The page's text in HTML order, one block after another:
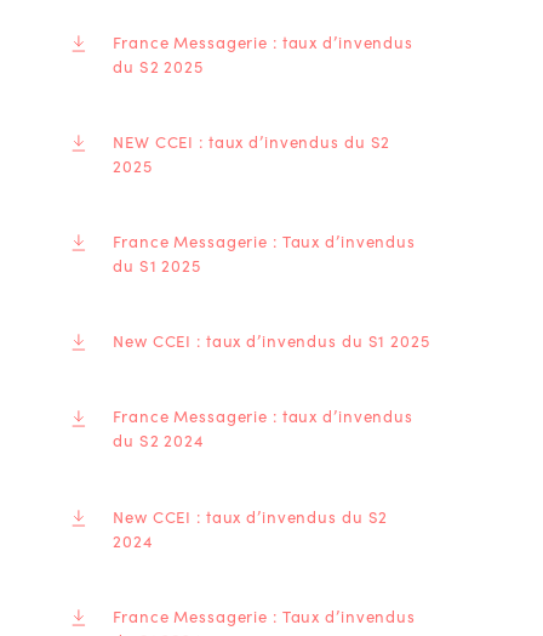
France Messagerie : taux d’invendus
du S2 2025
NEW CCEI : taux d’invendus du S2
2025
France Messagerie : Taux d’invendus
du S1 2025
New CCEI : taux d’invendus du S1 2025
France Messagerie : taux d’invendus
du S2 2024
New CCEI : taux d’invendus du S2
2024
France Messagerie : Taux d’invendus